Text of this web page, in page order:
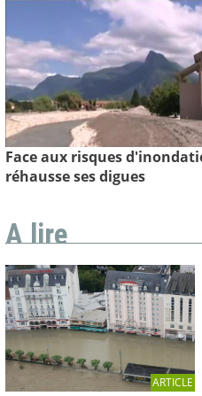
Face aux risques
réhausse ses digues
A lire
ARTICLE